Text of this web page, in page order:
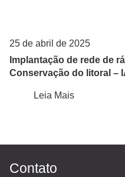
25 de abril de 2025
Implantação de rede de
Conservação do litoral –
Leia Mais
Contato